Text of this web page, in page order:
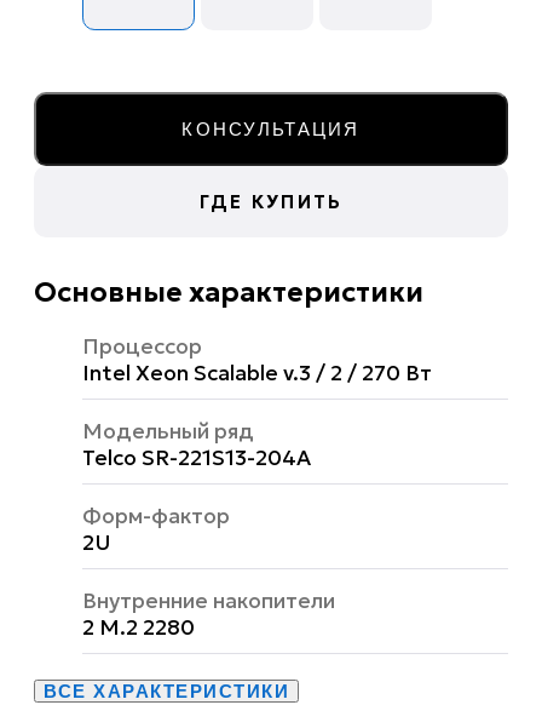
КОНСУЛЬТАЦИЯ
ГДЕ КУПИТЬ
Основные характеристики
Процессор
Intel Xeon Scalable v.3 / 2 / 270 Вт
Модельный ряд
Telco SR-221S13-204A
Форм-фактор
2U
Внутренние накопители
2 M.2 2280
ВСЕ ХАРАКТЕРИСТИКИ